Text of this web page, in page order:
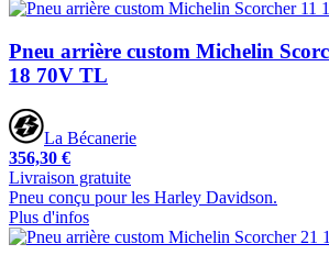
Pneu arrière custom Michelin
18 70V TL
La Bécanerie
356,30 €
Livraison gratuite
Pneu conçu pour les Harley Davidson.
Plus d'infos